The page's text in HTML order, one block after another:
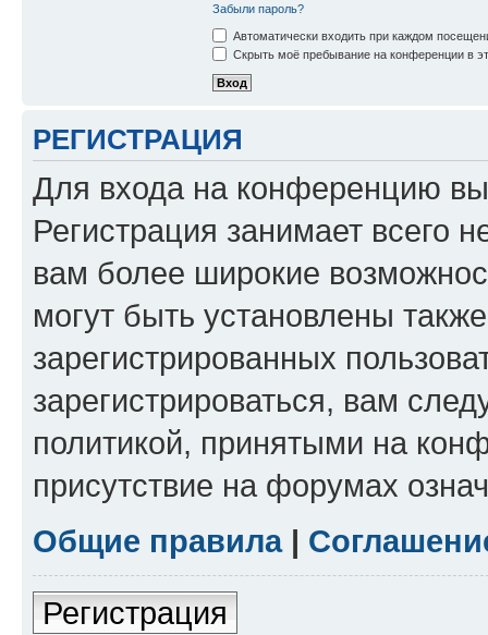
Забыли пароль?
Автоматически входить при каждом
Скрыть моё пребывание на конференции в
РЕГИСТРАЦИЯ
Для входа на конференцию
Регистрация занимает всего
вам более широкие
могут быть установлены
зарегистрированных
зарегистрироваться, вам
политикой, принятыми на
присутствие на форумах
Общие правила|
Регистрация